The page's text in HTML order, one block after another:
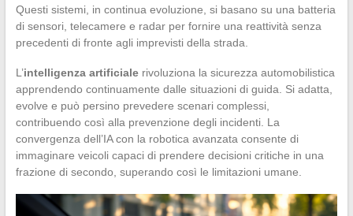
Questi sistemi, in continua evoluzione, si basano su una batteria
di sensori, telecamere e radar per fornire una reattività senza
precedenti di fronte agli imprevisti della strada.
L’intelligenza artificialerivoluziona la sicurezza automobilistica
apprendendo continuamente dalle situazioni di guida. Si adatta,
evolve e può persino prevedere scenari complessi,
contribuendo così alla prevenzione degli incidenti. La
convergenza dell’IA con la robotica avanzata consente di
immaginare veicoli capaci di prendere decisioni critiche in una
frazione di secondo, superando così le limitazioni umane.